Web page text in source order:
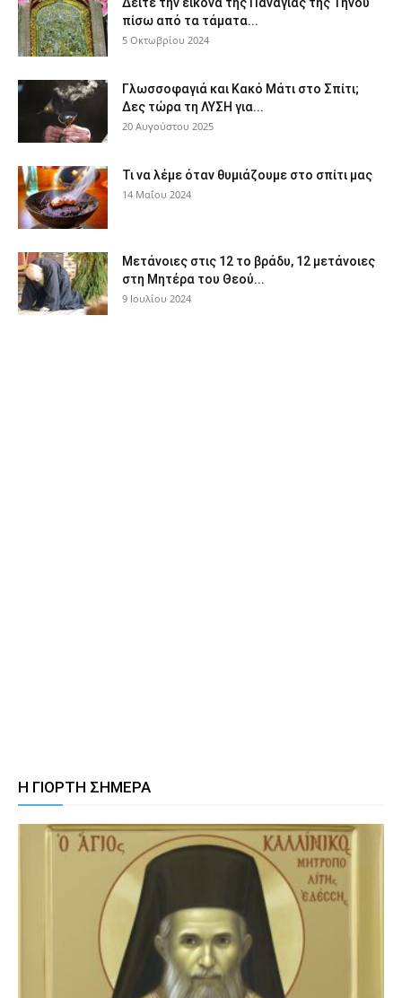
πίσω από τα τάματα...
5 Οκτωβρίου 2024
Γλωσσοφαγιά και Κακό Μάτι στο Σπίτι;
Δες τώρα τη ΛΥΣΗ για...
20 Αυγούστου 2025
Τι να λέμε όταν θυμιάζουμε στο σπίτι μας
14 Μαΐου 2024
Μετάνοιες στις 12 το βράδυ, 12 μετάνοιες
στη Μητέρα του Θεού...
9 Ιουλίου 2024
Η ΓΙΟΡΤΗ ΣΗΜΕΡΑ